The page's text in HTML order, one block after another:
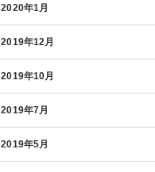
2020年1月
2019年12月
2019年10月
2019年7月
2019年5月